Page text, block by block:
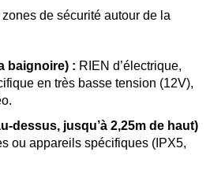
de sécurité autour de la
baignoire) : RIEN d’électrique,
en très basse tension (12V),
dessus, jusqu’à 2,25m de haut)
ou appareils spécifiques (IPX5,